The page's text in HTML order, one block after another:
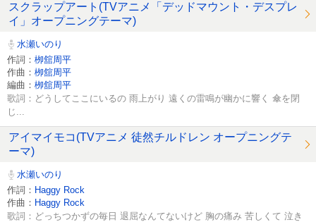
スクラップアート(TVアニメ「デッドマウント・デスプレ
イ」オープニングテーマ)
水瀬いのり
作詞： 栁舘周平
作曲： 栁舘周平
編曲： 栁舘周平
歌詞：どうしてここにいるの 雨上がり 遠くの雷鳴が幽かに響く 傘を閉
じ...
アイマイモコ(TVアニメ 徒然チルドレン オープニングテ
ーマ)
水瀬いのり
作詞： Haggy Rock
作曲： Haggy Rock
歌詞：どっちつかずの毎日 退屈なんてないけど 胸の痛み 苦しくて 泣き